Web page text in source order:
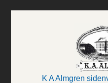
K A Almgren